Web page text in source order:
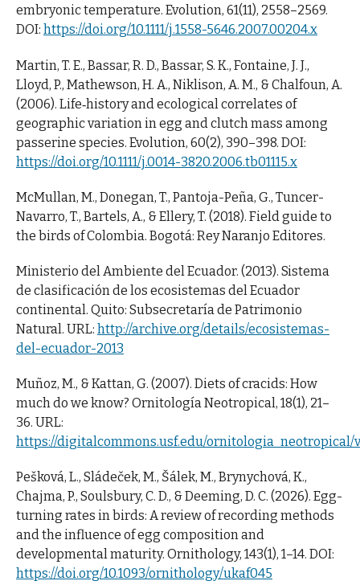
embryonic temperature. Evolution, 61(11), 2558–2569.
DOI: https://doi.org/10.1111/j.1558-5646.2007.00204.x
Martin, T. E., Bassar, R. D., Bassar, S. K., Fontaine, J. J.,
Lloyd, P., Mathewson, H. A., Niklison, A. M., & Chalfoun, A.
(2006). Life‐history and ecological correlates of
geographic variation in egg and clutch mass among
passerine species. Evolution, 60(2), 390–398. DOI:
https://doi.org/10.1111/j.0014-3820.2006.tb01115.x
McMullan, M., Donegan, T., Pantoja-Peña, G., Tuncer-
Navarro, T., Bartels, A., & Ellery, T. (2018). Field guide to
the birds of Colombia. Bogotá: Rey Naranjo Editores.
Ministerio del Ambiente del Ecuador. (2013). Sistema
de clasificación de los ecosistemas del Ecuador
continental. Quito: Subsecretaría de Patrimonio
Natural. URL: http://archive.org/details/ecosistemas-
del-ecuador-2013
Muñoz, M., & Kattan, G. (2007). Diets of cracids: How
much do we know? Ornitología Neotropical, 18(1), 21–
36. URL:
https://digitalcommons.usf.edu/ornitologia_neotropical/
Pešková, L., Sládeček, M., Šálek, M., Brynychová, K.,
Chajma, P., Soulsbury, C. D., & Deeming, D. C. (2026). Egg-
turning rates in birds: A review of recording methods
and the influence of egg composition and
developmental maturity. Ornithology, 143(1), 1–14. DOI:
https://doi.org/10.1093/ornithology/ukaf045